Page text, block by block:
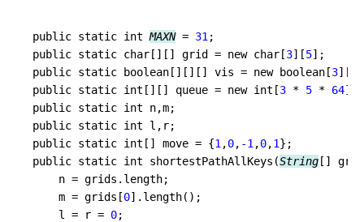
public static int MAXN = 31 ;
public static char[][] grid = new char[3][5];
public static boolean[][][] vis = new boolean[3][
public static int[][] queue = new int[3 * 5 * 64][
public static int n,m;
public static int l,r;
public static int[] move = {1 ,0, -1 ,0,1};
public static int shortestPathAllKeys(String []
    n = grids.length;
    m = grids[
0].length();
    l = r =
0;